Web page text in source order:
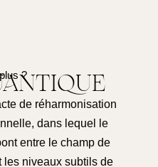
?
de réharmonisation
dans lequel le
entre le champ de
les niveaux subtils de